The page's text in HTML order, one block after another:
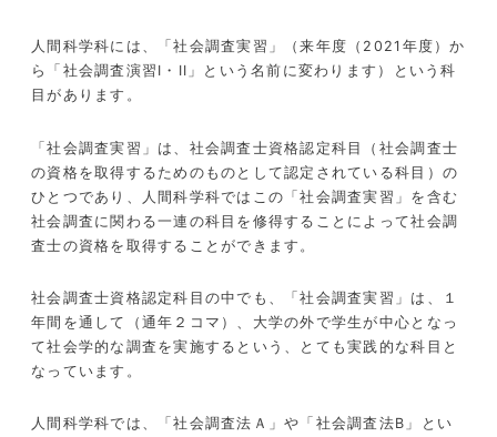
人間科学科には、「社会調査実習」（来年度（2021年度）か
ら「社会調査演習I・II」という名前に変わります）という科
目があります。
「社会調査実習」は、社会調査士資格認定科目（社会調査士
の資格を取得するためのものとして認定されている科目）の
ひとつであり、人間科学科ではこの「社会調査実習」を含む
社会調査に関わる一連の科目を修得することによって社会調
査士の資格を取得することができます。
社会調査士資格認定科目の中でも、「社会調査実習」は、１
年間を通して（通年２コマ）、大学の外で学生が中心となっ
て社会学的な調査を実施するという、とても実践的な科目と
なっています。
人間科学科では、「社会調査法Ａ」や「社会調査法B」とい